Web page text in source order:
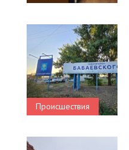
Происшествия